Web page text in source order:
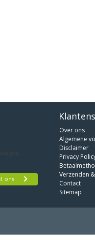
Over ons
Algemene
Disclaimer
Privacy
Verzenden
Contact
Sitemap